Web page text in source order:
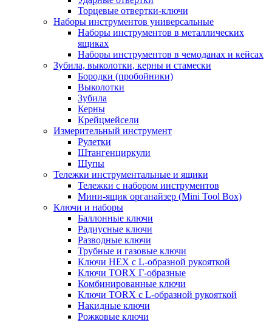
Торцевые отвертки-ключи
Наборы инструментов универсальные
Наборы инструментов в металлических
ящиках
Наборы инструментов в чемоданах и кейсах
Зубила, выколотки, керны и стамески
Бородки (пробойники)
Выколотки
Зубила
Керны
Крейцмейсели
Измерительный инструмент
Рулетки
Штангенциркули
Щупы
Тележки инструментальные и ящики
Тележки с набором инструментов
Мини-ящик органайзер (Mini Tool Box)
Ключи и наборы
Баллонные ключи
Радиусные ключи
Разводные ключи
Трубные и газовые ключи
Ключи HEX с L-образной рукояткой
Ключи TORX Г-образные
Комбинированные ключи
Ключи TORX с L-образной рукояткой
Накидные ключи
Рожковые ключи